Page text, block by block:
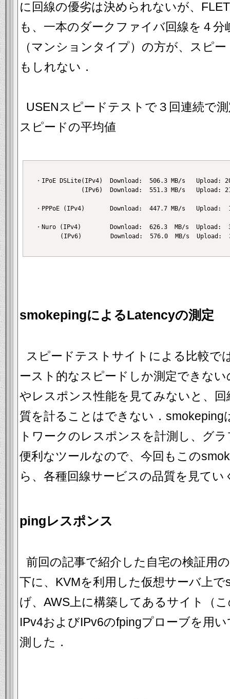
に回線の優劣は決められないが、
も、一本のダークファイバ回線を４
（マンションタイプ）の方が、スピ
もしれない．
USENスピードテストで３回連続で
スピードの平均値
・IPoE DSLite(IPv4)  Download:  506.3 MB/s   Upload:
(IPv6)  Download:  551.3 MB/s   Upload:
・PPPoE (IPv4)       Download:  447.7 MB/s   Upload:
・Nuro (IPv4)        Download:  626.3  MB/s  Upload:
(IPv6)        Download:  576.0  MB/s  Upload:
smokepingによるLatencyの測定
スピードテストサイトによる比較で
ースト的なスピードしか測定できな
やレスポンス性能を見てみないと、
質を計ることはできない．smokeping
トワークのレスポンスを計測し、グ
便利なツールなので、今回もこの
ら、各種回線サービスの品質を見て
pingレスポンス
前回の記事で紹介した自宅の検証用
下に、KVMを利用した仮想サーバ上
げ、AWS上に構築してあるサイト（
IPv4およびIPv6のfpingプローブを用
測した．